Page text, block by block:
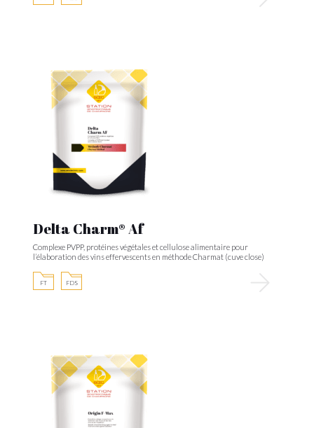
Delta Charm® Af
Complexe PVPP, protéines végétales et cellulose alimentaire pour
l’élaboration des vins effervescents en méthode Charmat (cuve close)
FT FDS